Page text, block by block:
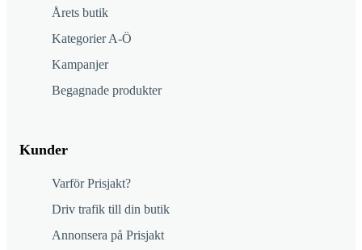
Årets butik
Kategorier A-Ö
Kampanjer
Begagnade produkter
Kunder
Varför Prisjakt?
Driv trafik till din butik
Annonsera på Prisjakt